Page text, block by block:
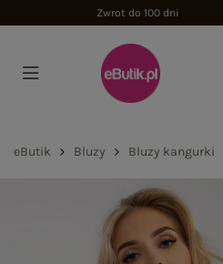
eButik Bluzy Bluzy kangurki